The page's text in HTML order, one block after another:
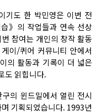
기도 한 박민영은 이번 전
》의 작업들과 연속 선상
참여는 개인의 창작 활동
이/퀴어 커뮤니티 안에서
의 활동과 기록이 더 넓은
도 읽힙니다.
의 윈드밀에서 열린 전시
기획되었습니다. 1993년